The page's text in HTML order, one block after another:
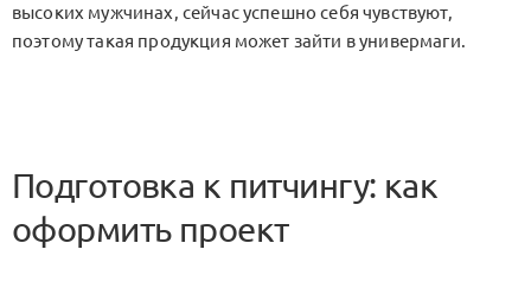
высоких мужчинах, сейчас успешно себя чувствуют,
поэтому такая продукция может зайти в универмаги.
Подготовка к питчингу: как
оформить проект